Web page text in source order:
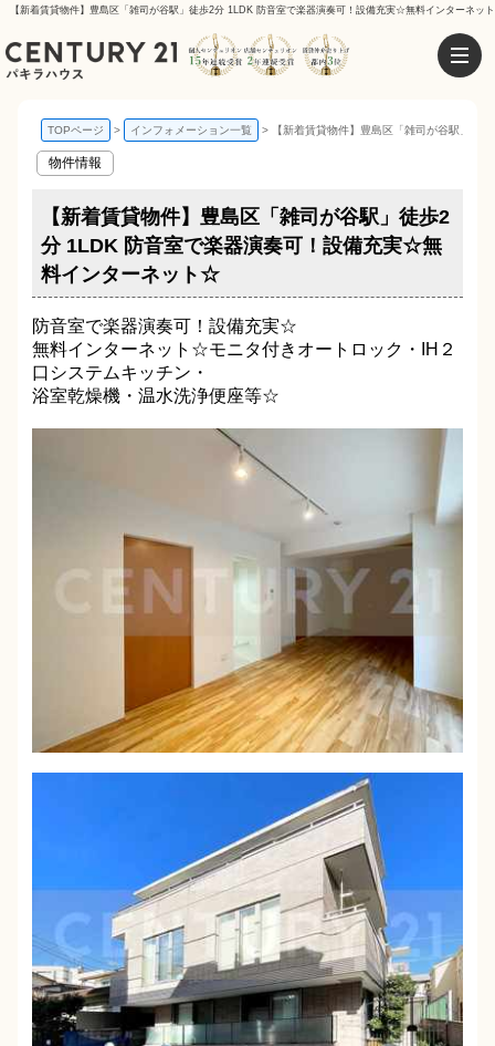
【新着賃貸物件】豊島区「雑司が谷駅」徒歩2分 1LDK 防音室で楽器演奏可！設備充実☆無料インターネ
TOPページ インフォメーション一覧 【新着賃貸物件】豊島区「雑司が谷駅」
物件情報
【新着賃貸物件】豊島区「雑司が谷駅」徒歩2
分 1LDK 防音室で楽器演奏可！設備充実☆無
料インターネット☆
防音室で楽器演奏可！設備充実☆
無料インターネット☆モニタ付きオートロック・IH２
口システムキッチン・
浴室乾燥機・温水洗浄便座等☆